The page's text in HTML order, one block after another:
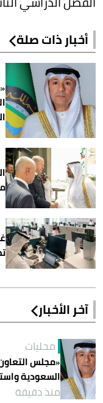
أخبار ذات صلة
تطرح
آخر الأخبار
محليات
«مجلس
السعودية
منذ دقيقة